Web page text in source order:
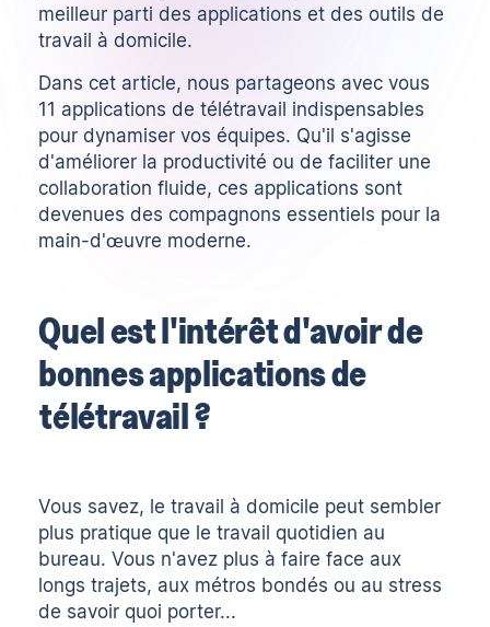
meilleur parti des applications et des outils de
travail à domicile.
Dans cet article, nous partageons avec vous
11 applications de télétravail indispensables
pour dynamiser vos équipes. Qu'il s'agisse
d'améliorer la productivité ou de faciliter une
collaboration fluide, ces applications sont
devenues des compagnons essentiels pour la
main-d'œuvre moderne.
Quel est l'intérêt d'avoir de
bonnes applications de
télétravail ?
Vous savez, le travail à domicile peut sembler
plus pratique que le travail quotidien au
bureau. Vous n'avez plus à faire face aux
longs trajets, aux métros bondés ou au stress
de savoir quoi porter...